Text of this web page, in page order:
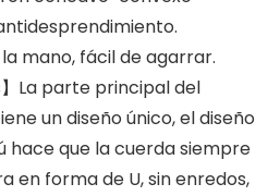
mano, fácil de agarrar.
】La parte principal del
un diseño único, el diseño
hace que la cuerda siempre
en forma de U, sin enredos,